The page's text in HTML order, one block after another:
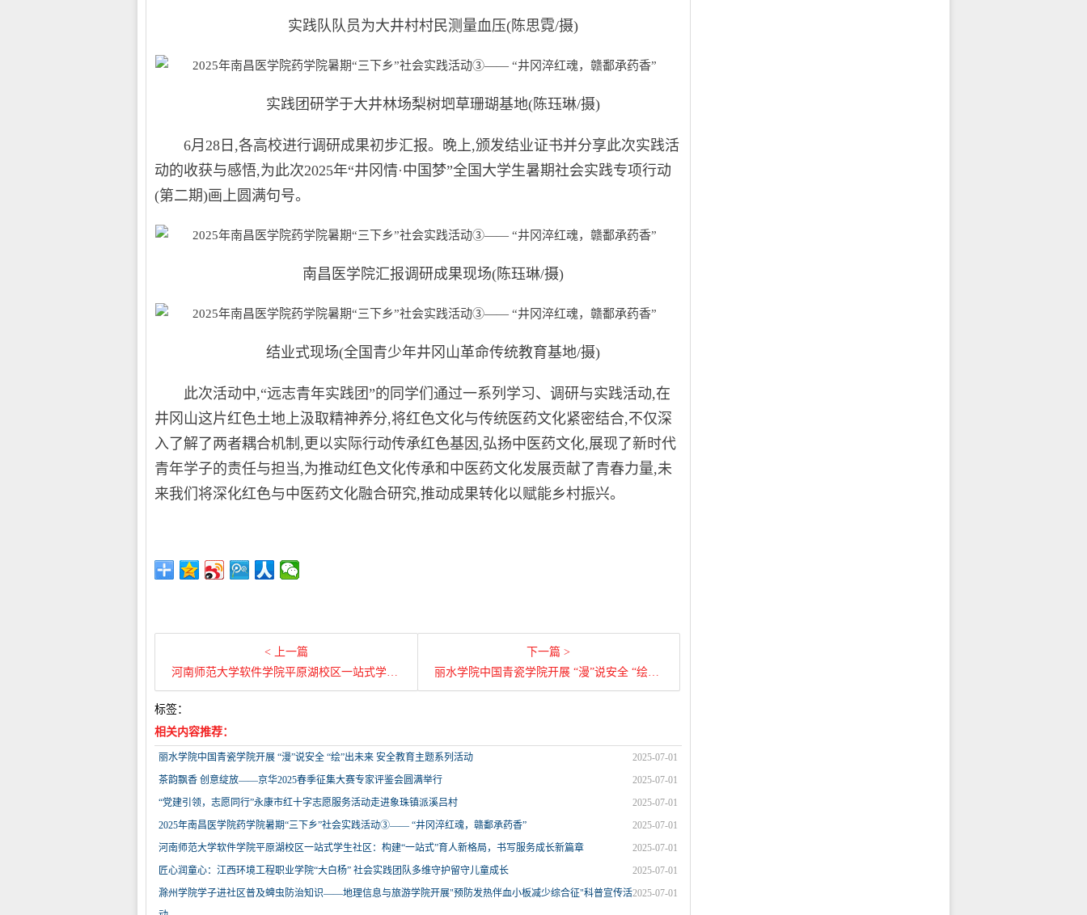
实践队队员为大井村村民测量血压(陈思霓/摄)
实践团研学于大井林场梨树垇草珊瑚基地(陈珏琳/摄)
6月28日,各高校进行调研成果初步汇报。晚上,颁发结业证书并分享此次实践活
动的收获与感悟,为此次2025年“井冈情·中国梦”全国大学生暑期社会实践专项行动
(第二期)画上圆满句号。
南昌医学院汇报调研成果现场(陈珏琳/摄)
结业式现场(全国青少年井冈山革命传统教育基地/摄)
此次活动中,“远志青年实践团”的同学们通过一系列学习、调研与实践活动,在
井冈山这片红色土地上汲取精神养分,将红色文化与传统医药文化紧密结合,不仅深
入了解了两者耦合机制,更以实际行动传承红色基因,弘扬中医药文化,展现了新时代
青年学子的责任与担当,为推动红色文化传承和中医药文化发展贡献了青春力量,未
来我们将深化红色与中医药文化融合研究,推动成果转化以赋能乡村振兴。
< 上一篇
河南师范大学软件学院平原湖校区一站式学生社区：构建“一站式”育人新格局，书写服务成长新篇章
下一篇 >
丽水学院中国青瓷学院开展 “漫”说安全 “绘”出未来 安全教育主题系列活动
标签：
相关内容推荐：
2025-07-01
丽水学院中国青瓷学院开展 “漫”说安全 “绘”出未来 安全教育主题系列活动
2025-07-01
茶韵飘香 创意绽放——京华2025春季征集大赛专家评鉴会圆满举行
2025-07-01
“党建引领，志愿同行”永康市红十字志愿服务活动走进象珠镇派溪吕村
2025-07-01
2025年南昌医学院药学院暑期“三下乡”社会实践活动③—— “井冈淬红魂，赣鄱承药香”
2025-07-01
河南师范大学软件学院平原湖校区一站式学生社区：构建“一站式”育人新格局，书写服务成长新篇章
2025-07-01
匠心润童心：江西环境工程职业学院“大白杨” 社会实践团队多维守护留守儿童成长
2025-07-01
滁州学院学子进社区普及蜱虫防治知识——地理信息与旅游学院开展"预防发热伴血小板减少综合征"科普宣传活